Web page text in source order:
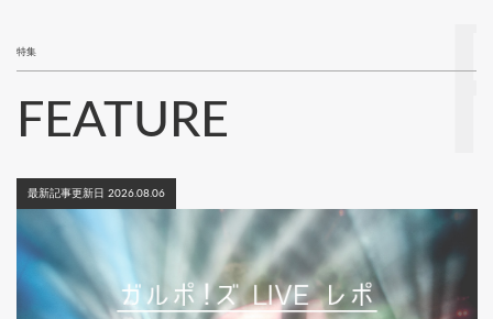
特集
FEATURE
最新記事更新日 2026.08.06